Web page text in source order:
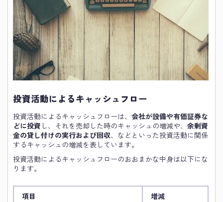
投資活動によるキャッシュフロー
投資活動によるキャッシュフローは、 会社が設備や有価証券な
どに投資 し、それを売却した時のキャッシュの増減や、 余剰資
金の貸し付けの実行および回収、などといった投資活動に関係
するキャッシュの増減を表しています。
投資活動によるキャッシュフローのおおまかな中身は以下にな
ります。
項目 増減